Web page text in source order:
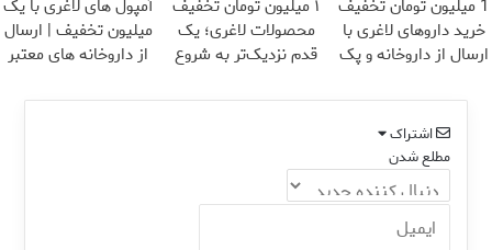
1 میلیون تومان تخفیف
خرید داروهای لاغری با
ارسال از داروخانه و پک
۱ میلیون تومان تخفیف
محصولات لاغری؛ یک
قدم نزدیک‌تر به شروع
آمپول های لاغری با یک
میلیون تخفیف | ارسال
از داروخانه های معتبر
اشتراک
مطلع شدن